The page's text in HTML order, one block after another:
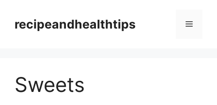
contentrecipeandhealthtips Menu
Sweets